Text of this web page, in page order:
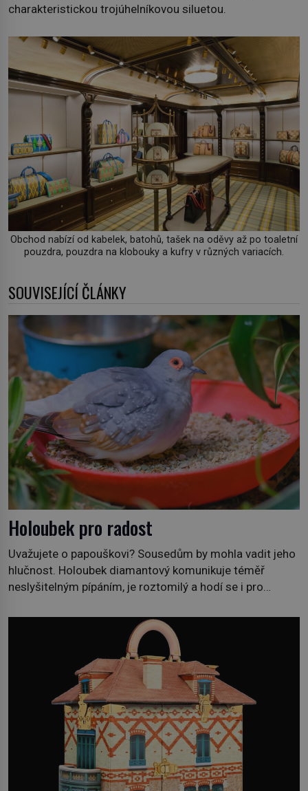
charakteristickou trojúhelníkovou siluetou.
Obchod nabízí od kabelek, batohů, tašek na oděvy až po toaletní
pouzdra, pouzdra na klobouky a kufry v různých variacích.
SOUVISEJÍCÍ ČLÁNKY
Holoubek pro radost
Uvažujete o papouškovi? Sousedům by mohla vadit jeho
hlučnost. Holoubek diamantový komunikuje téměř
neslyšitelným pípáním, je roztomilý a hodí se i pro
klidného ptáčka, který většinu dne jen posedává. Hodně
času tráví na zemi, kde sbírá zbytky semínek Jeho
domovinou je prakticky celá Austrálie s výjimkou
pobřežní oblasti. […]